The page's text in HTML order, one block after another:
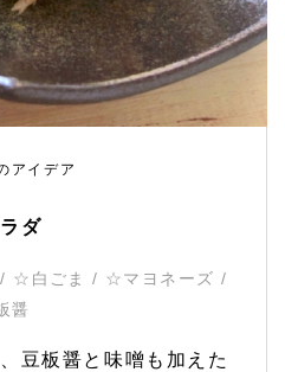
アイデア
ダ
☆白ごま / ☆マヨネーズ /
醤
豆板醤と味噌も加えた